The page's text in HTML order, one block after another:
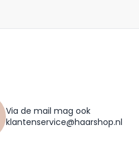
Via de mail mag ook
klantenservice@haarshop.nl